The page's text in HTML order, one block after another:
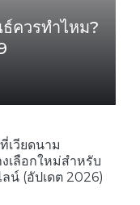
ควรทำไหม?
เวียดนาม
เลือกใหม่สำหรับ
น์ (อัปเดต 2026)